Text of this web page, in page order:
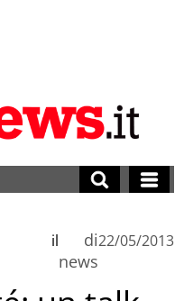
di
news
il 22/05/2013